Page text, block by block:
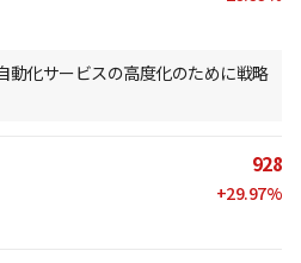
動化サービスの高度化のために戦略
928
+29.97%